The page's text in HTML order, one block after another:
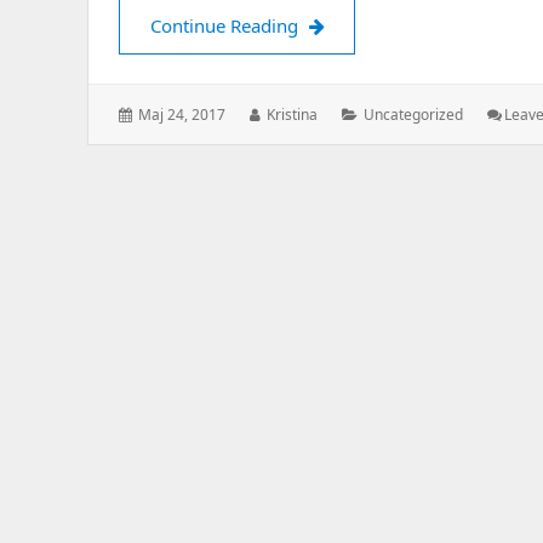
Continue Reading Dyrehospitaler
Posted
Maj 24, 2017 Author:
Kristina Categories:
Uncategorized